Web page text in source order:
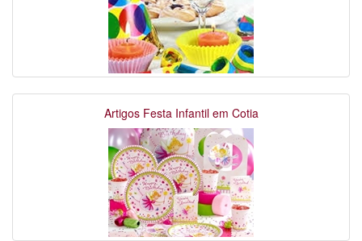
Artigos Festa Infantil em Cotia